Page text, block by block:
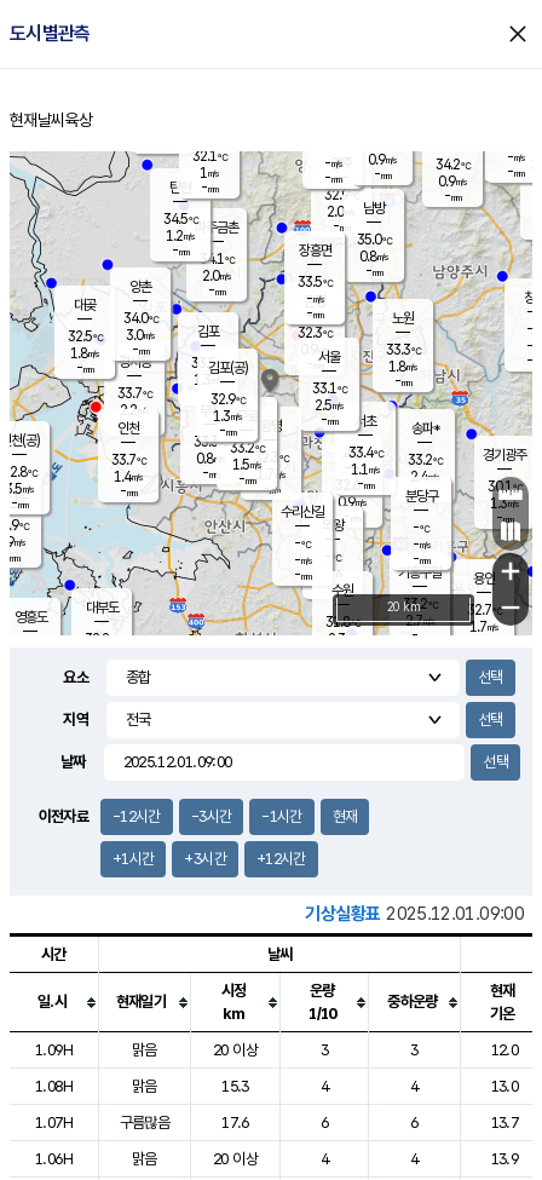
도시별관측 close
홈
현재날씨 육상
의도
℃
m/s
mm
영흥도
양주
32.9℃
2.0
-mm
과천
32.6℃
0.9m/s
- mm
용인
32.7℃
1.7m/s
경기광주
30.1℃
1.3m/s
-mm
2.4m/s
대부도
32.2
경서동
33.7℃
2.2 m/s
-mm
파주금촌
34.1℃
2.0m/s
-mm
34.2℃
0.9m/s
-mm
대곶
32.5℃
1.8m/s
-mm
창
-
-m/
-
탄현
34.5℃
1.2m/s
-mm
-m/s
-mm
의왕
- ℃
m/s
mm
김포
33.5℃
1.3 m/s
mm
광명
32.3 ℃
1.7 m/s
-mm
부천
33.3℃
0.8m/s
-mm
양촌
34.0℃
3.0m/s
-mm
구로
33.2℃
1.5m/s
-mm
은평
32.3℃
0.9 m/s
- mm
노원
33.3℃
1.8m/s
-mm
송파*
33.2℃
2.4m/s
-mm
서초
33.4℃
1.1 m/s
-mm
남방
35.0℃
0.8m/s
-mm
기흥구갈
33.2℃
2.7m/s
-
수리산길
-℃
-m/s
-mm
분당구
-℃
-m/s
-mm
장흥면
33.5℃
-m/s
-mm
-m/s
-mm
인천(공)
32.8℃
3.5m/s
-mm
김포(공)
32.9℃
1.3m/s
-mm
수원
31.8℃
2.3 m/s
인천
33.7℃
1.4m/s
-mm
서울
33.1℃
2.5m/s
-mm
32.1℃
1 m/s
-mm
0.9m/s
-mm
+
−
20 km
요소
지역
날짜
이전자료 -12시간 -3시간 -1시간 현재
+1시간 +3시간 +12시간
기상실황표 2025.12.01.09:00
도시별 기상실황표로 지점, 날씨, 기온, 강수, 바람, 기압등을 안내한 표입
시간 날씨
일.시 현재일기
시정
km
운량
1/10
중하운량
현재
기온
1.09H
맑음 20 이상 3 3
12.0
1.08H
맑음 15.3 4 4
13.0
1.07H
구름많음 17.6 6 6
13.7
1.06H
맑음 20 이상 4 4
13.9